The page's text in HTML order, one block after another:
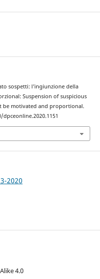
sospetti: l’ingiunzione della
Suspension of suspicious
be motivated and proportional.
2020
4.0